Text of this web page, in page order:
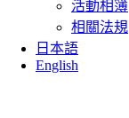
活動相簿
相關法規
日本語
English